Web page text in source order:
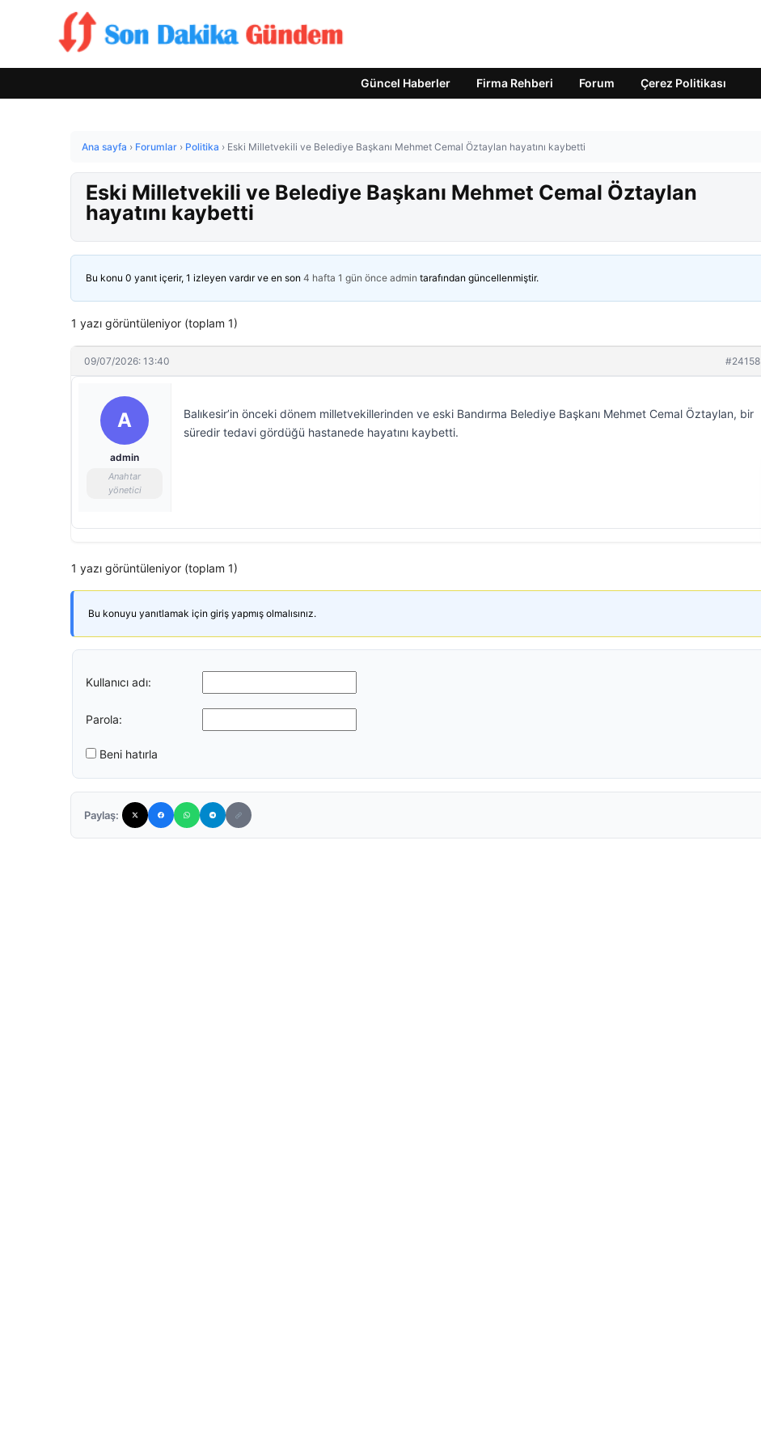
Güncel Haberler Firma Rehberi Forum Çerez Politikası
Ana sayfa › Forumlar › Politika › Eski Milletvekili ve Belediye Başkanı Mehmet Cemal Öztaylan hayatını kaybetti
Eski Milletvekili ve Belediye Başkanı Mehmet Cemal Öztaylan
hayatını kaybetti
Bu konu 0 yanıt içerir, 1 izleyen vardır ve en son 4 hafta 1 gün önce admin tarafından güncellenmiştir.
1 yazı görüntüleniyor (toplam 1)
09/07/2026: 13:40 #24158
A
admin
Anahtar
yönetici
Balıkesir’in önceki dönem milletvekillerinden ve eski Bandırma Belediye Başkanı Mehmet Cemal Öztaylan, bir
süredir tedavi gördüğü hastanede hayatını kaybetti.
1 yazı görüntüleniyor (toplam 1)
Bu konuyu yanıtlamak için giriş yapmış olmalısınız.
Kullanıcı adı:
Parola:
Beni hatırla
Paylaş: